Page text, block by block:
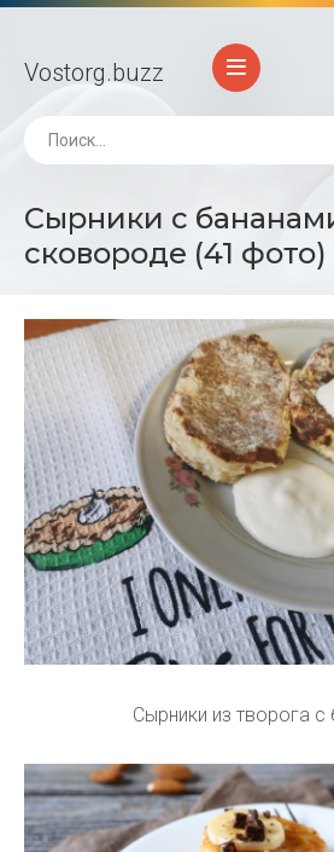
Vostorg.buzz
Сырники с
сковороде (41 фото)
Сырники из творога с